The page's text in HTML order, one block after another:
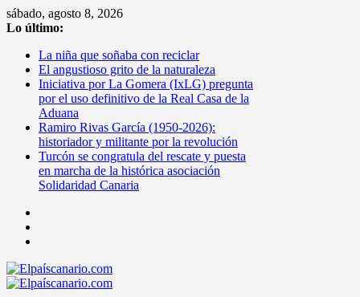
Saltar
al
sábado, agosto 8, 2026
Lo último:
La niña que soñaba con reciclar
El angustioso grito de la naturaleza
Iniciativa por La Gomera (IxLG) pregunta
por el uso definitivo de la Real Casa de la
Aduana
Ramiro Rivas García (1950-2026):
historiador y militante por la revolución
Turcón se congratula del rescate y puesta
en marcha de la histórica asociación
Solidaridad Canaria